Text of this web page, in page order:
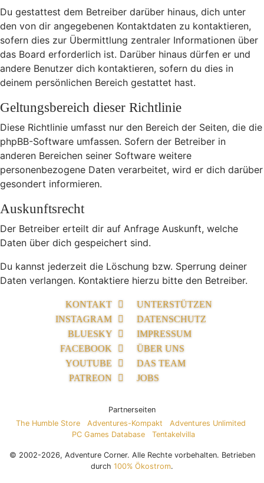
Du gestattest dem Betreiber darüber hinaus, dich unter
den von dir angegebenen Kontaktdaten zu kontaktieren,
sofern dies zur Übermittlung zentraler Informationen über
das Board erforderlich ist. Darüber hinaus dürfen er und
andere Benutzer dich kontaktieren, sofern du dies in
deinem persönlichen Bereich gestattet hast.
Geltungsbereich dieser Richtlinie
Diese Richtlinie umfasst nur den Bereich der Seiten, die die
phpBB-Software umfassen. Sofern der Betreiber in
anderen Bereichen seiner Software weitere
personenbezogene Daten verarbeitet, wird er dich darüber
gesondert informieren.
Auskunftsrecht
Der Betreiber erteilt dir auf Anfrage Auskunft, welche
Daten über dich gespeichert sind.
Du kannst jederzeit die Löschung bzw. Sperrung deiner
Daten verlangen. Kontaktiere hierzu bitte den Betreiber.
KONTAKT
INSTAGRAM
BLUESKY
FACEBOOK
YOUTUBE
PATREON
UNTERSTÜTZEN
DATENSCHUTZ
IMPRESSUM
ÜBER UNS
DAS TEAM
JOBS
Partnerseiten
The Humble Store
Adventures-Kompakt
Adventures Unlimited
PC Games Database
Tentakelvilla
© 2002-2026, Adventure Corner. Alle Rechte vorbehalten. Betrieben
durch 100% Ökostrom.